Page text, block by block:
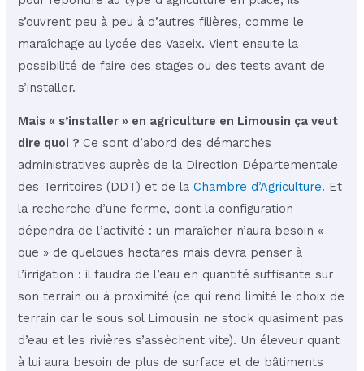
s’ouvrent peu à peu à d’autres filières, comme le
maraîchage au lycée des Vaseix. Vient ensuite la
possibilité de faire des stages ou des tests avant de
s’installer.
Mais « s’installer » en agriculture en Limousin ça veut
dire quoi ? Ce sont d’abord des démarches
administratives auprès de la Direction Départementale
des Territoires (DDT) et de laChambre d’Agriculture. Et
la recherche d’une ferme, dont la configuration
dépendra de l’activité : un maraîcher n’aura besoin «
que » de quelques hectares mais devra penser à
l’irrigation : il faudra de l’eau en quantité suffisante sur
son terrain ou à proximité (ce qui rend limité le choix de
terrain car le sous sol Limousin ne stock quasiment pas
d’eau et les rivières s’assèchent vite). Un éleveur quant
à lui aura besoin de plus de surface et de bâtiments